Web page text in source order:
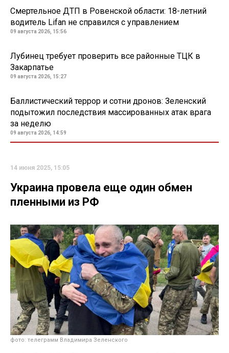
Смертельное ДТП в Ровенской области: 18-летний
водитель Lifan не справился с управлением
09 августа 2026, 15:56
Лубинец требует проверить все районные ТЦК в
Закарпатье
09 августа 2026, 15:27
Баллистический террор и сотни дронов: Зеленский
подытожил последствия массированных атак врага
за неделю
09 августа 2026, 14:59
14 июня 2025, 15:05
Украина провела еще один обмен
пленными из РФ
фото: телеграмм Владимира Зеленского